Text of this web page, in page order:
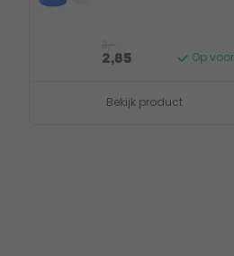
2,85 Op
Bekijk product